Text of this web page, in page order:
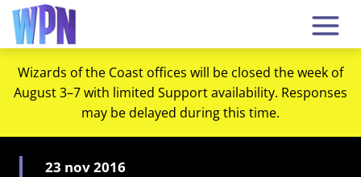
Wizards of the Coast offices will be closed the week of
August 3–7 with limited Support availability. Responses
may be delayed during this time.
23 nov 2016